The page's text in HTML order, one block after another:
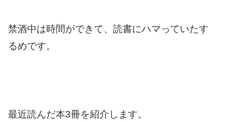
禁酒中は時間ができて、読書にハマっていたす
るめです。
最近読んだ本3冊を紹介します。